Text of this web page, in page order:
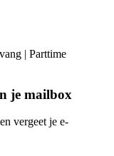
| Parttime
je mailbox
vergeet je e-